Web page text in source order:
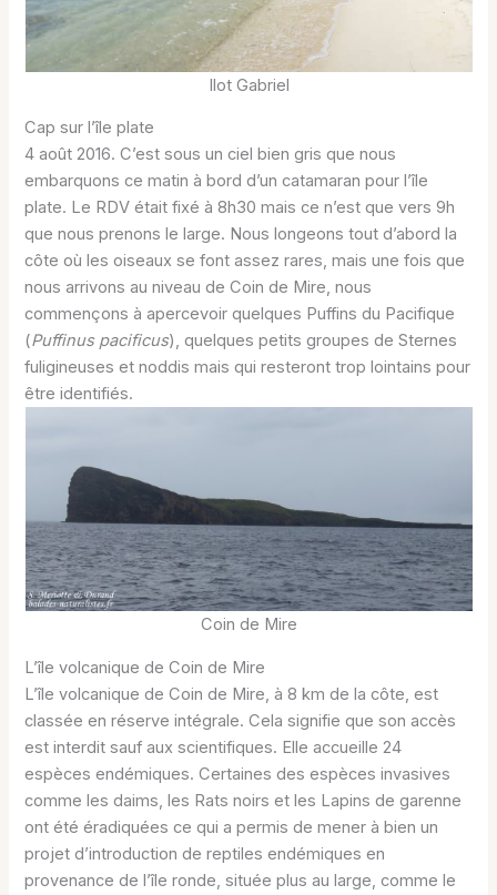
Ilot Gabriel
Cap sur l’île plate
4 août 2016. C’est sous un ciel bien gris que nous
embarquons ce matin à bord d’un catamaran pour l’île
plate. Le RDV était fixé à 8h30 mais ce n’est que vers 9h
que nous prenons le large. Nous longeons tout d’abord la
côte où les oiseaux se font assez rares, mais une fois que
nous arrivons au niveau de Coin de Mire, nous
commençons à apercevoir quelques Puffins du Pacifique
(Puffinus pacificus), quelques petits groupes de Sternes
fuligineuses et noddis mais qui resteront trop lointains pour
être identifiés.
Coin de Mire
L’île volcanique de Coin de Mire
L’île volcanique de Coin de Mire, à 8 km de la côte, est
classée en réserve intégrale. Cela signifie que son accès
est interdit sauf aux scientifiques. Elle accueille 24
espèces endémiques. Certaines des espèces invasives
comme les daims, les Rats noirs et les Lapins de garenne
ont été éradiquées ce qui a permis de mener à bien un
projet d’introduction de reptiles endémiques en
provenance de l’île ronde, située plus au large, comme le